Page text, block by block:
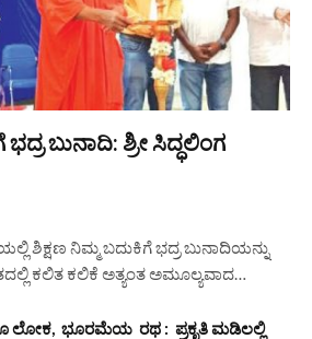
ಬುನಾದಿ: ಶ್ರೀ ಸಿದ್ಧಲಿಂಗ
ಶಿಕ್ಷಣ ನಿಮ್ಮ ಬದುಕಿಗೆ ಭದ್ರ ಬುನಾದಿಯನ್ನು
ಕಲಿತ ಕಲಿಕೆ ಅತ್ಯಂತ ಅಮೂಲ್ಯವಾದ…
ಲೋಕ, ಭೂರಮೆಯ ರಥ : ಪ್ರಕೃತಿ ಮಡಿಲಲ್ಲಿ